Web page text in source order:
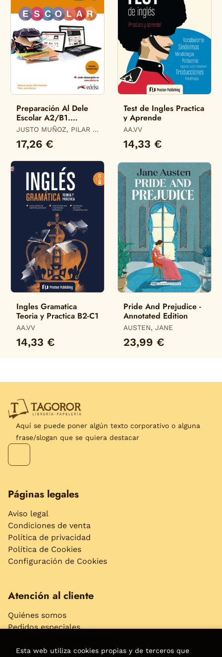
Preparación Al Dele
Escolar A2/B1.
Edición Actualizada
JUSTO MUÑOZ, PILAR /
MÓNICA MARÍA
17,26 €
Test de Ingles Practica
y Aprende
AA.VV
14,33 €
Ingles Gramatica
Teoria y Practica B2-C1
AA.VV
14,33 €
Pride And Prejudice -
Annotated Edition
AUSTEN, JANE
23,99 €
Aquí se puede poner algún texto corporativo o alguna
frase/slogan que se quiera destacar
Páginas legales
Aviso legal
Condiciones de venta
Política de privacidad
Política de Cookies
Configuración de Cookies
Atención al cliente
Quiénes somos
Pedidos especiales
Accesibilidad
Esta web utiliza cookies propias y de terceros que